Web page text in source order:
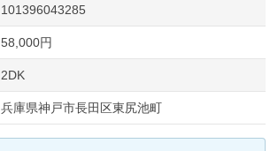
101396043285
58,000円
2DK
兵庫県神戸市長田区東尻池町